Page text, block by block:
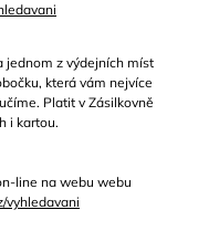
jednom z výdejních míst
která vám nejvíce
Platit v Zásilkovně
i kartou.
line na webu webu
vyhledavani